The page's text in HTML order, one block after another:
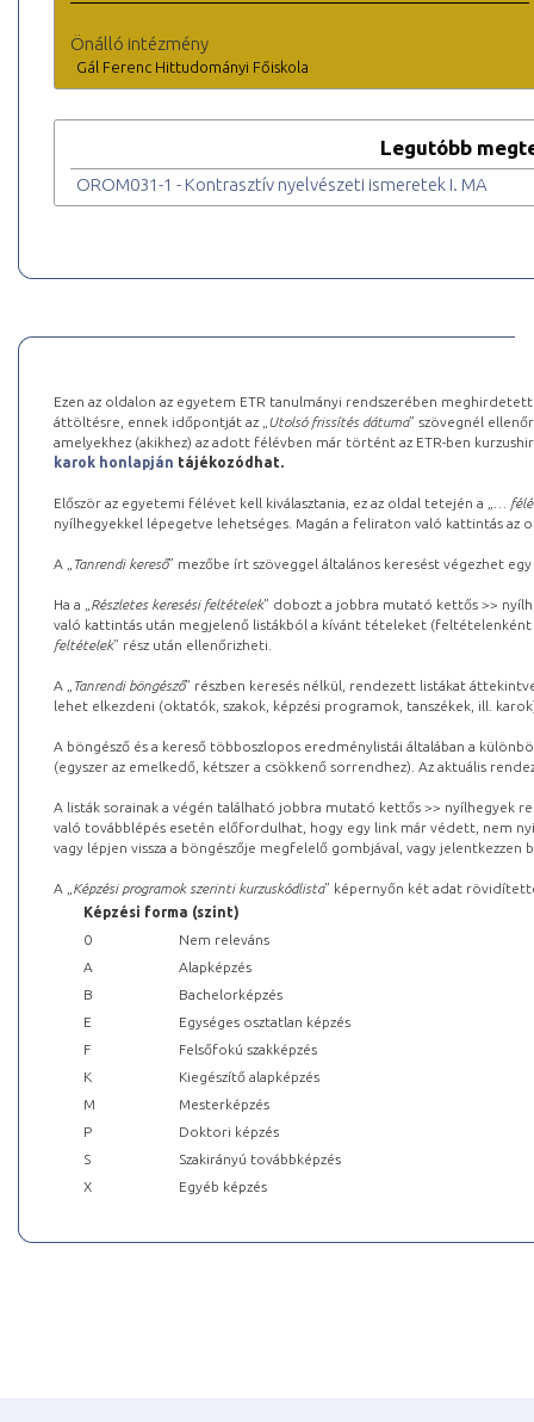
Önálló intézmény
Gál Ferenc Hittudományi Főiskola
Legutóbb
OROM031-1 - Kontrasztív nyelvészeti ismeretek I. MA
Ezen az oldalon az egyetem ETR tanulmányi rendszerében
áttöltésre, ennek időpontját az „ Utolsó frissítés dátuma” szövegnél
amelyekhez (akikhez) az adott félévben már történt az ETR-ben
karok honlapján tájékozódhat.
Először az egyetemi félévet kell kiválasztania, ez az oldal tetején a „
…
nyílhegyekkel lépegetve lehetséges. Magán a feliraton való kattintás az
A „ Tanrendi kereső” mezőbe írt szöveggel általános keresést végezhet
Ha a „ Részletes keresési feltételek” dobozt a jobbra mutató kettős >>
való kattintás után megjelenő listákból a kívánt tételeket (feltételenként
feltételek” rész után ellenőrizheti.
A „ Tanrendi böngésző” részben keresés nélkül, rendezett listákat
lehet elkezdeni (oktatók, szakok, képzési programok, tanszékek, ill.
A böngésző és a kereső többoszlopos eredménylistái általában a
(egyszer az emelkedő, kétszer a csökkenő sorrendhez). Az aktuális
A listák sorainak a végén található jobbra mutató kettős >> nyílhegyek
való továbblépés esetén előfordulhat, hogy egy link már védett, nem
vagy lépjen vissza a böngészője megfelelő gombjával, vagy
A „ Képzési programok szerinti kurzuskódlista” képernyőn két adat
Képzési forma (szint)
0
Nem releváns
A
Alapképzés
B
Bachelorképzés
E
Egységes osztatlan képzés
F
Felsőfokú szakképzés
K
Kiegészítő alapképzés
M
Mesterképzés
P
Doktori képzés
S
Szakirányú továbbképzés
X
Egyéb képzés